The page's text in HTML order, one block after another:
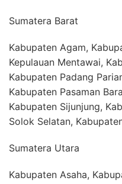
Sumatera Barat
Kabupaten Agam,
Kepulauan Mentawai,
Kabupaten Padang
Kabupaten Pasaman
Kabupaten Sijunjung,
Solok Selatan,
Sumatera Utara
Kabupaten Asaha,